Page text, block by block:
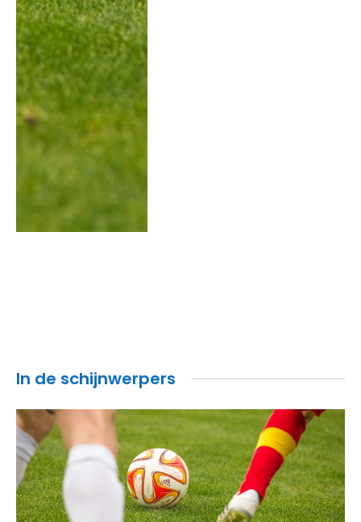
In de schijnwerpers